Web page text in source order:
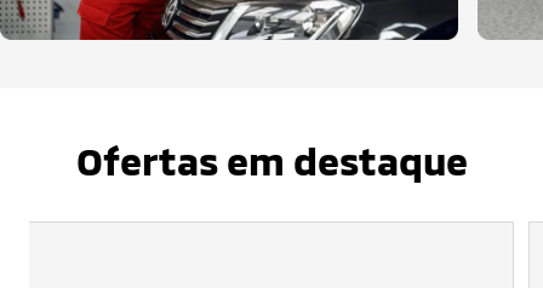
Ofertas em destaque